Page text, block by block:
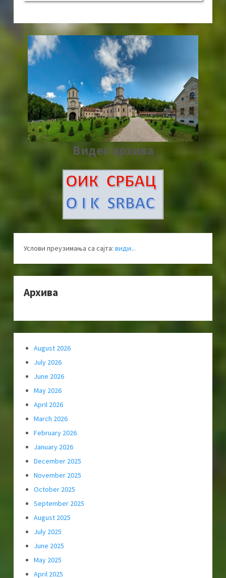
Видео архива
Услови преузимања са сајта: види...
Архива
August 2026
July 2026
June 2026
May 2026
April 2026
March 2026
February 2026
January 2026
December 2025
November 2025
October 2025
September 2025
August 2025
July 2025
June 2025
May 2025
April 2025